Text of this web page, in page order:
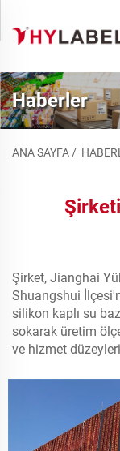
Haberler
ANA SAYFA /
Şirket, Jianghai
Shuangshui
silikon kaplı su
sokarak üretim
ve hizmet